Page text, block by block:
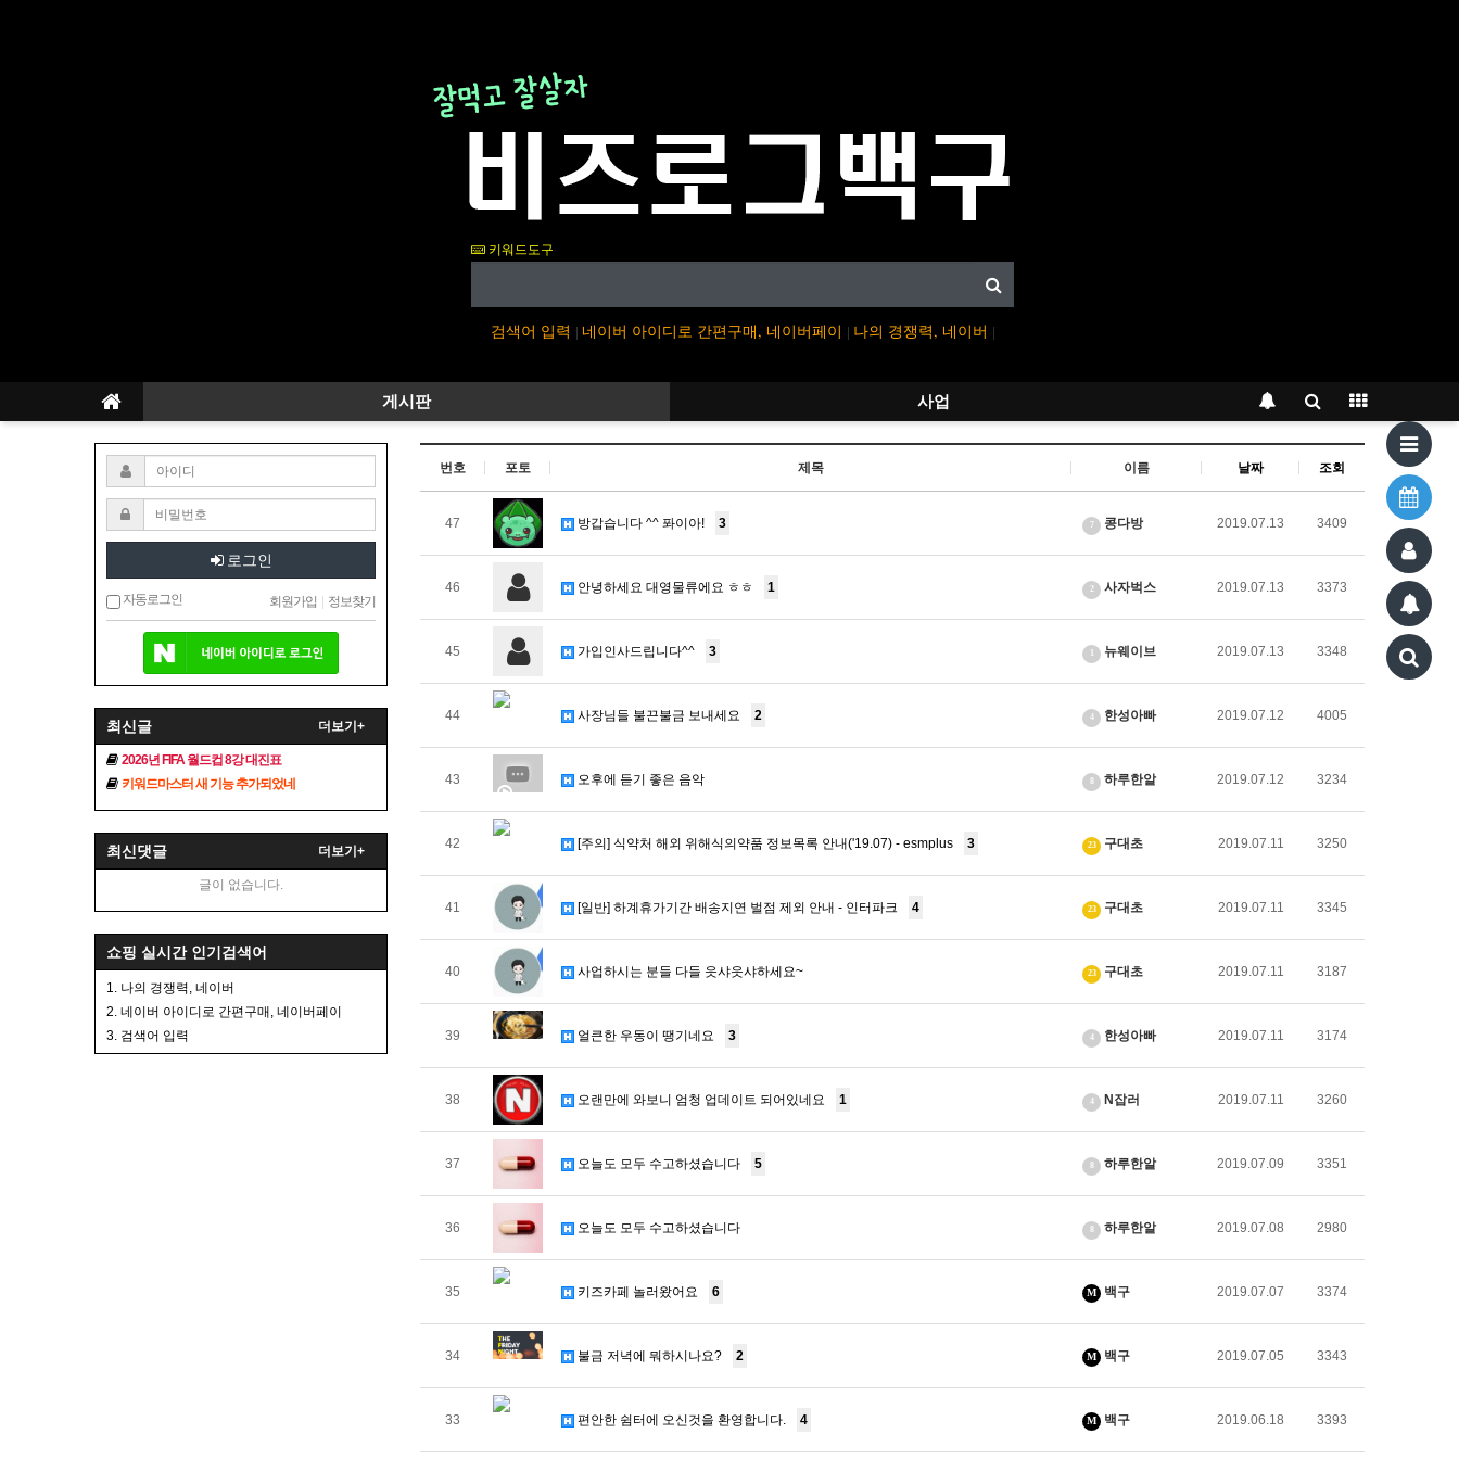
키워드도구
검색어 입력 | 네이버 아이디로 간편구매, 네이버페이 | 나의 경쟁력, 네이버 |
게시판 사업
번호 포토 제목 이름 날짜 조회
47 방갑습니다 ^^ 퐈이아! 3 7 콩다방 2019.07.13 3409
46 안녕하세요 대영물류에요 ㅎㅎ 1 2 사자벅스 2019.07.13 3373
45 가입인사드립니다^^ 3 뉴웨이브 2019.07.13 3348
44 사장님들 불끈불금 보내세요 2 4 한성아빠 2019.07.12 4005
43 오후에 듣기 좋은 음악 하루한알 2019.07.12 3234
42 [주의] 식약처 해외 위해식의약품 정보목록 안내('19.07) - esmplus 3 23 구대초 2019.07.11 3250
41 [일반] 하계휴가기간 배송지연 벌점 제외 안내 - 인터파크 4 23 구대초 2019.07.11 3345
40 사업하시는 분들 다들 읏샤읏샤하세요~ 23 구대초 2019.07.11 3187
39 얼큰한 우동이 땡기네요 3 4 한성아빠 2019.07.11 3174
38 오랜만에 와보니 엄청 업데이트 되어있네요 1 4 N잡러 2019.07.11 3260
37 오늘도 모두 수고하셨습니다 5 하루한알 2019.07.09 3351
36 오늘도 모두 수고하셨습니다 하루한알 2019.07.08 2980
35 키즈카페 놀러왔어요 6 M 백구 2019.07.07 3374
34 불금 저녁에 뭐하시나요? 2 M 백구 2019.07.05 3343
33 편안한 쉼터에 오신것을 환영합니다. 4 M 백구 2019.06.18 3393
로그인
자동로그인 회원가입 정보찾기
최신글 더보기+
2026년 FIFA 월드컵 8강 대진표
키워드마스터 새 기능 추가되었네
최신댓글 더보기+
글이 없습니다.
쇼핑 실시간 인기검색어
1. 나의 경쟁력, 네이버
2. 네이버 아이디로 간편구매, 네이버페이
3. 검색어 입력